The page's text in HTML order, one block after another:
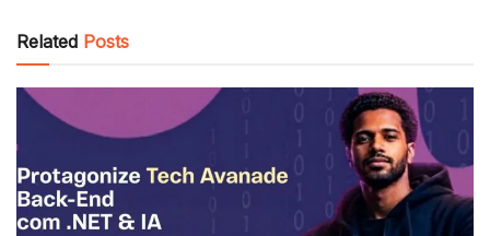
Related Posts